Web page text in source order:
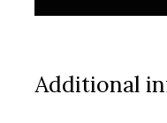
Additional